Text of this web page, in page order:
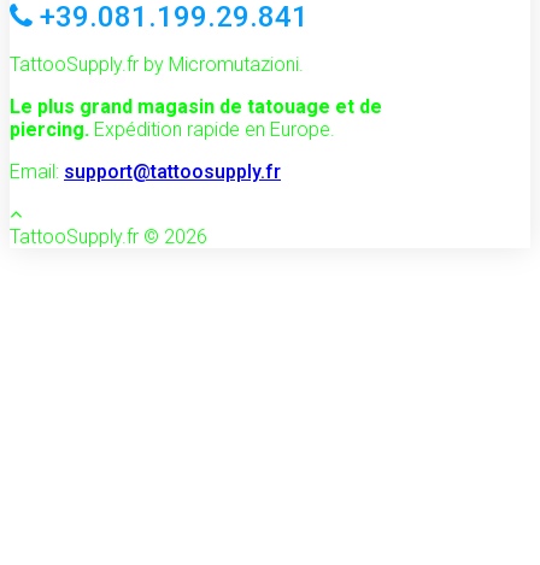
+39.081.199.29.841
TattooSupply.fr by Micromutazioni.
Le plus grand magasin de tatouage et de
piercing. Expédition rapide en Europe.
Email: support@tattoosupply.fr
TattooSupply.fr © 2026